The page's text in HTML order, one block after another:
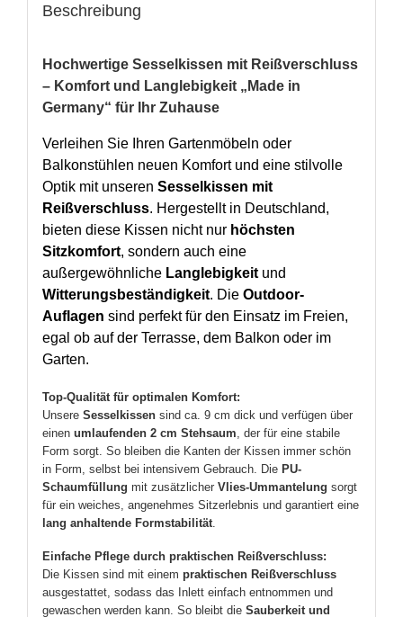
Beschreibung
Hochwertige Sesselkissen mit Reißverschluss
– Komfort und Langlebigkeit „Made in
Germany“ für Ihr Zuhause
Verleihen Sie Ihren Gartenmöbeln oder
Balkonstühlen neuen Komfort und eine stilvolle
Optik mit unseren Sesselkissen mit
Reißverschluss. Hergestellt in Deutschland,
bieten diese Kissen nicht nur höchsten
Sitzkomfort, sondern auch eine
außergewöhnliche Langlebigkeitund
Witterungsbeständigkeit. Die Outdoor-
Auflagen sind perfekt für den Einsatz im Freien,
egal ob auf der Terrasse, dem Balkon oder im
Garten.
Top-Qualität für optimalen Komfort:
Unsere Sesselkissensind ca. 9 cm dick und verfügen über
einen umlaufenden 2 cm Stehsaum , der für eine stabile
Form sorgt. So bleiben die Kanten der Kissen immer schön
in Form, selbst bei intensivem Gebrauch. Die PU-
Schaumfüllung mit zusätzlicher Vlies-Ummantelung sorgt
für ein weiches, angenehmes Sitzerlebnis und garantiert eine
lang anhaltende Formstabilität.
Einfache Pflege durch praktischen Reißverschluss:
Die Kissen sind mit einem praktischen Reißverschluss
ausgestattet, sodass das Inlett einfach entnommen und
gewaschen werden kann. So bleibt die Sauberkeit und